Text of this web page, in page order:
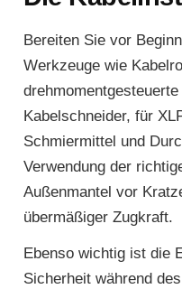
Bereiten Sie vor
Werkzeuge wie
Kabelschneider, für
Schmiermittel und
Verwendung der
Außenmantel vor
übermäßiger Zugkraft.
Ebenso wichtig ist die
Sicherheit während